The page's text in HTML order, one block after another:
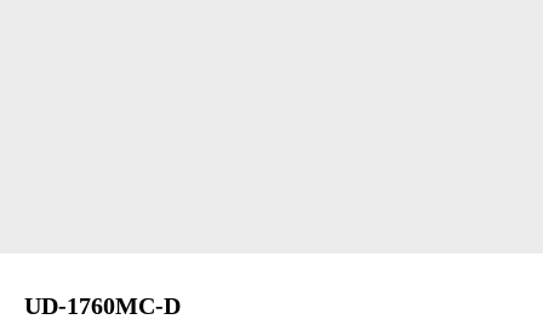
UD-1760MC-D